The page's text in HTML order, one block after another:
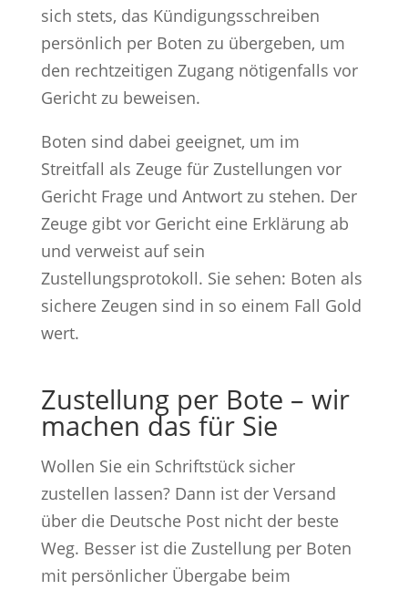
sich stets, das Kündigungsschreiben
persönlich per Boten zu übergeben, um
den rechtzeitigen Zugang nötigenfalls vor
Gericht zu beweisen.
Boten sind dabei geeignet, um im
Streitfall als Zeuge für Zustellungen vor
Gericht Frage und Antwort zu stehen. Der
Zeuge gibt vor Gericht eine Erklärung ab
und verweist auf sein
Zustellungsprotokoll. Sie sehen: Boten als
sichere Zeugen sind in so einem Fall Gold
wert.
Zustellung per Bote – wir
machen das für Sie
Wollen Sie ein Schriftstück sicher
zustellen lassen? Dann ist der Versand
über die Deutsche Post nicht der beste
Weg. Besser ist die Zustellung per Boten
mit persönlicher Übergabe beim